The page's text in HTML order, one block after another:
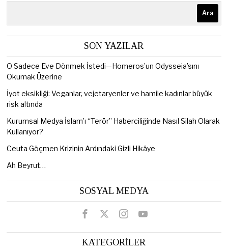
Ara
SON YAZILAR
O Sadece Eve Dönmek İstedi—Homeros’un Odysseia’sını
Okumak Üzerine
İyot eksikliği: Veganlar, vejetaryenler ve hamile kadınlar büyük
risk altında
Kurumsal Medya İslam’ı “Terör” Haberciliğinde Nasıl Silah Olarak
Kullanıyor?
Ceuta Göçmen Krizinin Ardındaki Gizli Hikâye
Ah Beyrut…
SOSYAL MEDYA
KATEGORİLER